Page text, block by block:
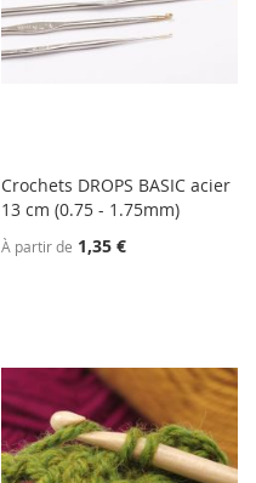
Crochets DROPS BASIC acier
13 cm (0.75 - 1.75mm)
À partir de 1,35 €